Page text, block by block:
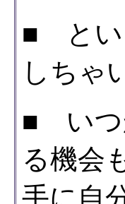
■ とい
しちゃ
■ いつ
る機会
手に自